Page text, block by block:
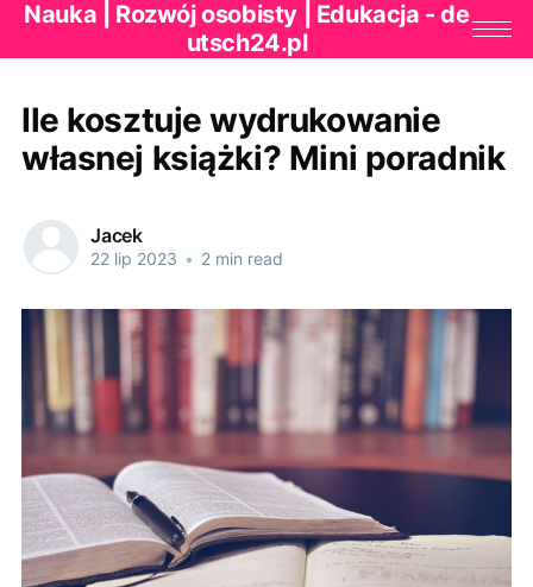
Nauka | Rozwój osobisty | Edukacja - de
utsch24.pl
Ile kosztuje wydrukowanie
własnej książki? Mini poradnik
Jacek
22 lip 2023 • 2 min read